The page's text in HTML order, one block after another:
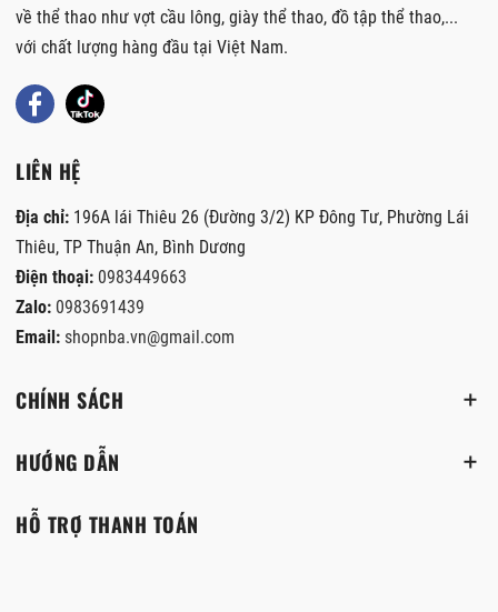
về thể thao như vợt cầu lông, giày thể thao, đồ tập thể thao,...
với chất lượng hàng đầu tại Việt Nam.
LIÊN HỆ
Địa chỉ: 196A lái Thiêu 26 (Đường 3/2) KP Đông Tư, Phường Lái
Thiêu, TP Thuận An, Bình Dương
Điện thoại: 0983449663
Zalo: 0983691439
Email: shopnba.vn@gmail.com
CHÍNH SÁCH
HƯỚNG DẪN
HỖ TRỢ THANH TOÁN